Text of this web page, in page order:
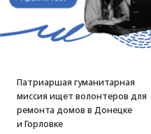
Патриаршая гуманитарная
миссия ищет волонтеров для
ремонта домов в Донецке
и Горловке